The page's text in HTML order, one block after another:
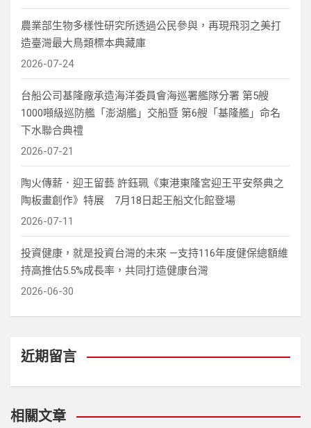
農業部生物多樣性研究所透過公民參與，再現飛羽之美打
造臺灣最大鳥類標本典藏庫
2026-07-24
台船公司基隆廠承造海洋委員會海巡署艦隊分署 第5艘
1000噸級巡防艦「澎湖艦」交船暨 第6艘「基隆艦」命名
下水聯合典禮
2026-07-21
陶火傳薪．迎王留藝 許鈺珮《東港東隆宮迎王平安祭典之
陶板畫創作》特展 7月18日起王船文化館登場
2026-07-11
投資健康，就是投資台灣的未來 —支持116年度健保總額維
持高推估5.5%成長率，共同打造健康台灣
2026-06-30
近期留言
相關文章